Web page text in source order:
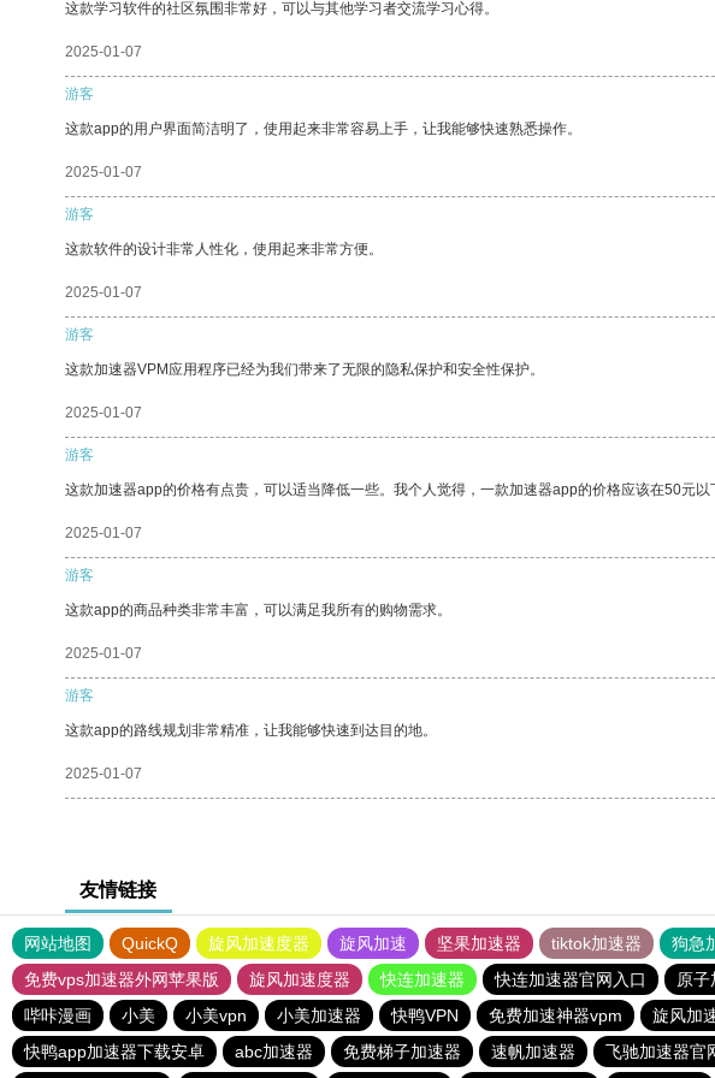
这款学习软件的社区氛围非常好，可以与其他学习者交流学习心得。
2025-01-07
游客
这款app的用户界面简洁明了，使用起来非常容易上手，让我能够快速熟悉操作。
2025-01-07
游客
这款软件的设计非常人性化，使用起来非常方便。
2025-01-07
游客
这款加速器VPM应用程序已经为我们带来了无限的隐私保护和安全性保护。
2025-01-07
游客
这款加速器app的价格有点贵，可以适当降低一些。我个人觉得，一款加速器app的价格应该在50元以
2025-01-07
游客
这款app的商品种类非常丰富，可以满足我所有的购物需求。
2025-01-07
游客
这款app的路线规划非常精准，让我能够快速到达目的地。
2025-01-07
友情链接
网站地图 QuickQ 旋风加速度器 旋风加速 坚果加速器 tiktok加速器 狗急
免费vps加速器外网苹果版
旋风加速度器 快连加速器 快连加速器官网入口 原子
哔咔漫画
小美 小美vpn 小美加速器 快鸭VPN 免费加速神器vpm 旋风加
快鸭app加速器下载安卓
abc加速器 免费梯子加速器 速帆加速器 飞驰加速器官